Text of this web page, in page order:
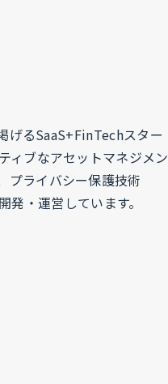
げるSaaS+FinTechスター
ィブなアセットマネジメン
プライバシー保護技術
・運営しています。